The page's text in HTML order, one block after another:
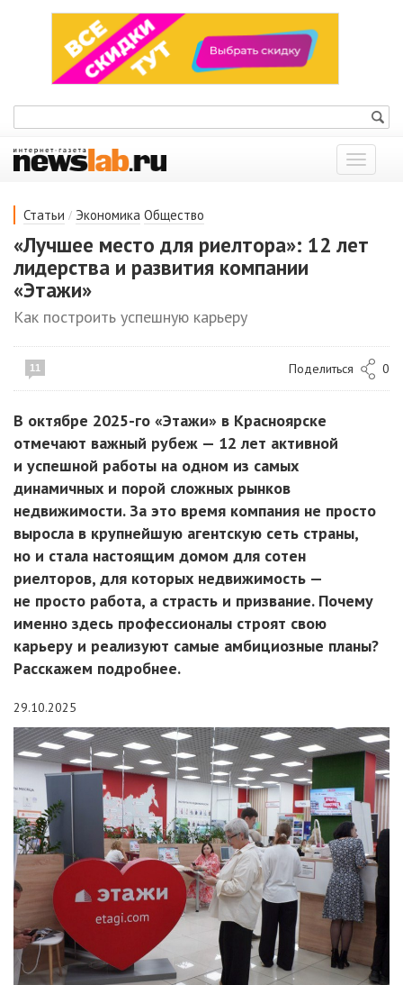
Показать
меню
Статьи / Экономика Общество
«Лучшее место для риелтора»: 12 лет
лидерства и развития компании
«Этажи»
Как построить успешную карьеру
11 Поделиться 0
В октябре 2025-го «Этажи» в Красноярске
отмечают важный рубеж — 12 лет активной
и успешной работы на одном из самых
динамичных и порой сложных рынков
недвижимости. За это время компания не просто
выросла в крупнейшую агентскую сеть страны,
но и стала настоящим домом для сотен
риелторов, для которых недвижимость —
не просто работа, а страсть и призвание. Почему
именно здесь профессионалы строят свою
карьеру и реализуют самые амбициозные планы?
Расскажем подробнее.
29.10.2025